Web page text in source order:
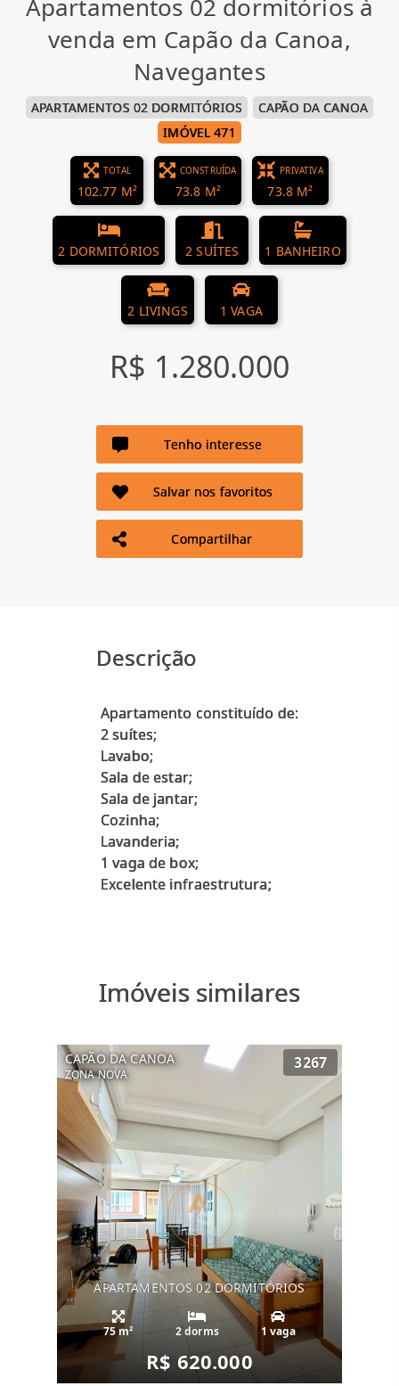
Apartamentos 02 dormitórios à
venda em Capão da Canoa,
Navegantes
APARTAMENTOS 02 DORMITÓRIOS
CAPÃO DA CANOA
IMÓVEL 471
TOTAL
102.77 M²
CONSTRUÍDA
73.8 M²
PRIVATIVA
73.8 M²
2 DORMITÓRIOS 2 SUÍTES 1 BANHEIRO
2 LIVINGS 1 VAGA
R$ 1.280.000
Tenho interesse
Salvar nos favoritos
Compartilhar
Descrição
Apartamento constituído de:
2 suítes;
Lavabo;
Sala de estar;
Sala de jantar;
Cozinha;
Lavanderia;
1 vaga de box;
Imóveis similares
CAPÃO DA CANOA
ZONA NOVA
3267
APARTAMENTOS 02 DORMITÓRIOS
75 m² 2 dorms 1 vaga
R$ 620.000